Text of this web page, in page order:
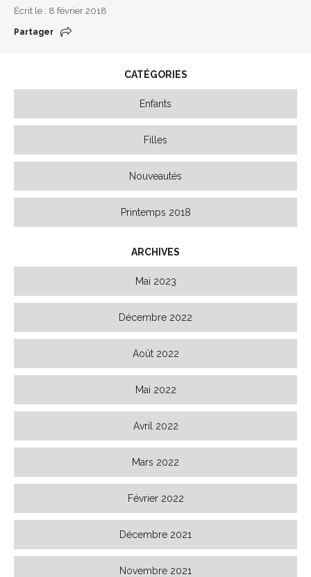
Écrit le : 8 février 2018
Partager
CATÉGORIES
Enfants
Filles
Nouveautés
Printemps 2018
ARCHIVES
Mai 2023
Décembre 2022
Août 2022
Mai 2022
Avril 2022
Mars 2022
Février 2022
Décembre 2021
Novembre 2021